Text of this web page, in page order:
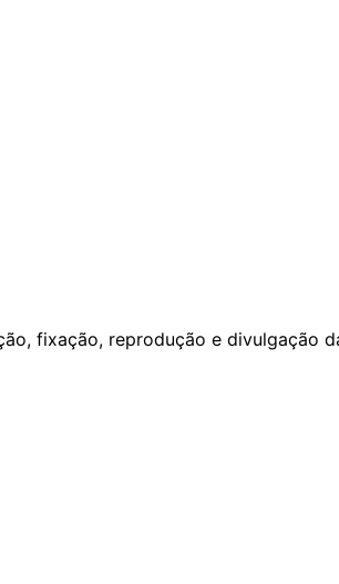
fixação, reprodução e divulgação